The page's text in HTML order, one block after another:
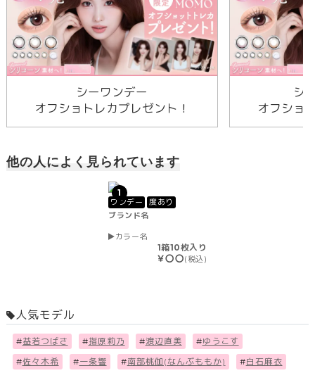
シーワンデー
オフショトレカプレゼント！
シ
オフショ
他の人によく見られています
1
ワンデー
度あり
ブランド名
カラー名
1箱10枚入り
￥〇〇(税込)
人気モデル
#益若つばさ #指原莉乃 #渡辺直美 #ゆうこす
#佐々木希 #一条響 #南部桃伽(なんぶももか) #白石麻衣